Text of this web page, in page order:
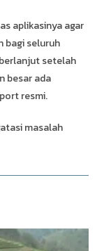
aplikasinya agar
bagi seluruh
setelah
besar ada
resmi.
masalah